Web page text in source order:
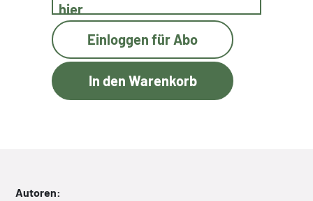
hier
Einloggen für Abo
Autoren: